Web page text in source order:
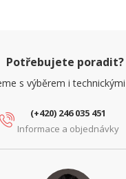
Potřebujete poradit?
s výběrem i
(+420) 246 035 451
Informace a objednávky